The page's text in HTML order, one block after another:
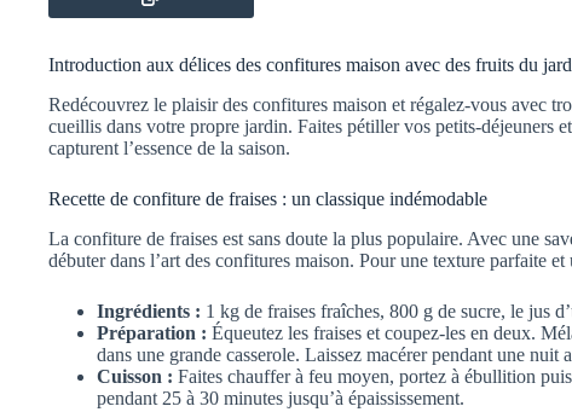
Introduction aux délices des confitures maison avec des fruits du
Redécouvrez le plaisir des confitures maison et régalez-vous avec
cueillis dans votre propre jardin. Faites pétiller vos petits-déjeuners
capturent l’essence de la saison.
Recette de confiture de fraises : un classique indémodable
La confiture de fraises est sans doute la plus populaire. Avec une
débuter dans l’art des confitures maison. Pour une texture parfaite
Ingrédients : 1 kg de fraises fraîches, 800 g de sucre, le jus
Préparation : Équeutez les fraises et coupez-les en deux.
dans une grande casserole. Laissez macérer pendant une nuit
Cuisson : Faites chauffer à feu moyen, portez à ébullition
pendant 25 à 30 minutes jusqu’à épaississement.